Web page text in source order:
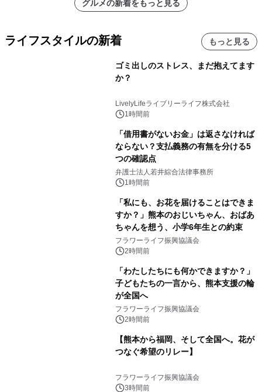
グルメの新着をもっと見る
ライフスタイルの新着 もっと見る
ゴミ出しのストレス、まだ抱えてます
か？
LivelyLifeライブリーライフ株式会社
1時間前
「借用書がないお金」は返さなければ
ならない？支払義務の有無を分ける5
つの確認点
弁護士法人若井綜合法律事務所
1時間前
「私にも、お花を届けることはできま
すか？」熊本のおじいちゃん、おばあ
ちゃんを想う、小学6年生との約束
フラワーライフ振興協議会
2時間前
「わたしたちにも何かできますか？」
子どもたちの一言から、熊本支援の輪
が全国へ
フラワーライフ振興協議会
2時間前
【熊本から福岡、そして全国へ。花が
つなぐ希望のリレー】
フラワーライフ振興協議会
3時間前